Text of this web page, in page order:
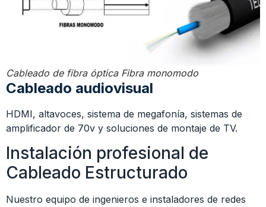
Cableado de fibra óptica Fibra monomodo
Cableado audiovisual
HDMI, altavoces, sistema de megafonía, sistemas de
amplificador de 70v y soluciones de montaje de TV.
Instalación profesional de
Cableado Estructurado
Nuestro equipo de ingenieros e instaladores de redes